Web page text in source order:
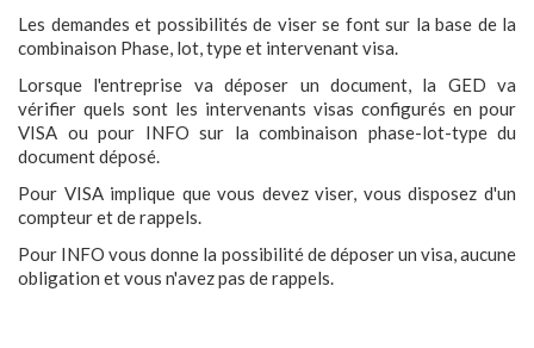
Les demandes et possibilités de viser se font sur la base de la
combinaison Phase, lot, type et intervenant visa.
Lorsque l'entreprise va déposer un document, la GED va
vérifier quels sont les intervenants visas configurés en pour
VISA ou pour INFO sur la combinaison phase-lot-type du
document déposé.
Pour VISA implique que vous devez viser, vous disposez d'un
compteur et de rappels.
Pour INFO vous donne la possibilité de déposer un visa, aucune
obligation et vous n'avez pas de rappels.